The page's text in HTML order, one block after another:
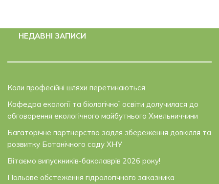
НЕДАВНІ ЗАПИСИ
Коли професійні шляхи перетинаються
Кафедра екології та біологічної освіти долучилася до
обговорення екологічного майбутнього Хмельниччини
Багаторічне партнерство задля збереження довкілля та
розвитку Ботанічного саду ХНУ
Вітаємо випускників-бакалаврів 2026 року!
Польове обстеження гідрологічного заказника